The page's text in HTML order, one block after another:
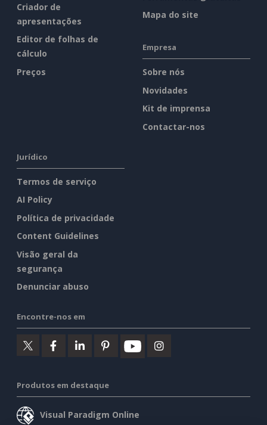
Criador de
apresentações
Editor de folhas de
cálculo
Preços
Mapa do site
Empresa
Sobre nós
Novidades
Kit de imprensa
Contactar-nos
Jurídico
Termos de serviço
AI Policy
Política de privacidade
Content Guidelines
Visão geral da
segurança
Denunciar abuso
Encontre-nos em
Produtos em destaque
Visual Paradigm Online